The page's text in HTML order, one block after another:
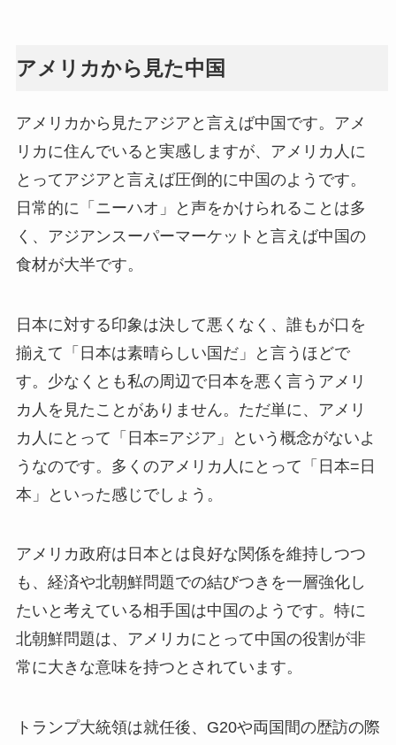
アメリカから見た中国
アメリカから見たアジアと言えば中国です。アメ
リカに住んでいると実感しますが、アメリカ人に
とってアジアと言えば圧倒的に中国のようです。
日常的に「ニーハオ」と声をかけられることは多
く、アジアンスーパーマーケットと言えば中国の
食材が大半です。
日本に対する印象は決して悪くなく、誰もが口を
揃えて「日本は素晴らしい国だ」と言うほどで
す。少なくとも私の周辺で日本を悪く言うアメリ
カ人を見たことがありません。ただ単に、アメリ
カ人にとって「日本=アジア」という概念がないよ
うなのです。多くのアメリカ人にとって「日本=日
本」といった感じでしょう。
アメリカ政府は日本とは良好な関係を維持しつつ
も、経済や北朝鮮問題での結びつきを一層強化し
たいと考えている相手国は中国のようです。特に
北朝鮮問題は、アメリカにとって中国の役割が非
常に大きな意味を持つとされています。
トランプ大統領は就任後、G20や両国間の歴訪の際